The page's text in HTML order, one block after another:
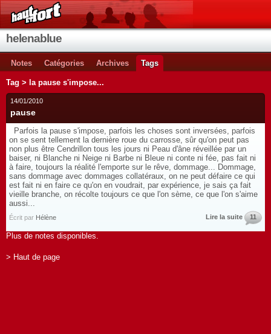
helenablue
Notes Catégories Archives Tags
Tag > la pause s'impose...
14/01/2010
pause
Parfois la pause s'impose, parfois les choses sont inversées, parfois
on se sent tellement la dernière roue du carrosse, sûr qu'on peut pas
non plus être Cendrillon tous les jours ni Peau d'âne réveillée par un
baiser, ni Blanche ni Neige ni Barbe ni Bleue ni conte ni fée, pas fait ni
à faire, toujours la réalité l'emporte sur le rêve, dommage... Dommage,
sans dommage avec dommages collatéraux, on ne peut défaire ce qui
est fait ni en faire ce qu'on en voudrait, par expérience, je sais ça fait
vieille branche, on récolte toujours ce que l'on sème, ce que l'on s'aime
aussi...
Écrit par Hélène Lire la suite 11
Plus de notes disponibles.
> Haut de page